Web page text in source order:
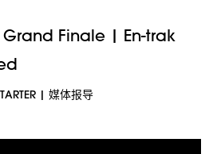
Finale | En-trak
| 媒体报导